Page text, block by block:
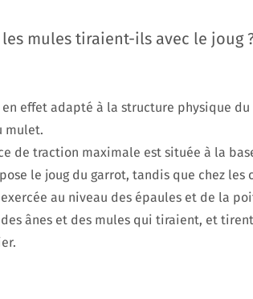
les mules tiraient-ils avec le joug
en effet adapté à la structure physique
mulet.
de traction maximale est située à la
le joug du garrot, tandis que chez les
au niveau des épaules et de la
ânes et des mules qui tiraient, et